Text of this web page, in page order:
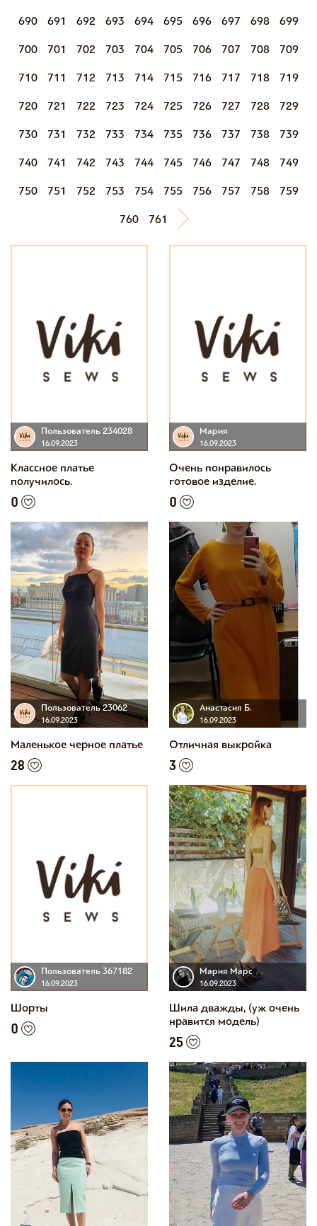
690 691 692 693 694 695 696 697 698 699
700 701 702 703 704 705 706 707 708 709
710 711 712 713 714 715 716 717 718 719
720 721 722 723 724 725 726 727 728 729
730 731 732 733 734 735 736 737 738 739
740 741 742 743 744 745 746 747 748 749
750 751 752 753 754 755 756 757 758 759
760 761
Пользователь 234028
16.09.2023
Классное платье
получилось.
0
Мария
16.09.2023
Очень понравилось
готовое изделие.
0
Пользователь 23062
16.09.2023
Маленькое черное платье
28
Анастасия Б.
16.09.2023
Отличная выкройка
3
Пользователь 367182
16.09.2023
Шорты
0
Мария Марс
16.09.2023
Шила дважды, (уж очень
нравится модель)
25